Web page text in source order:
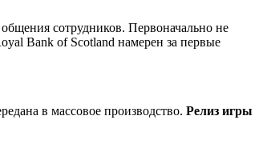
сотрудников. Первоначально не
Bank of Scotland намерен за первые
в массовое производство. Релиз игры